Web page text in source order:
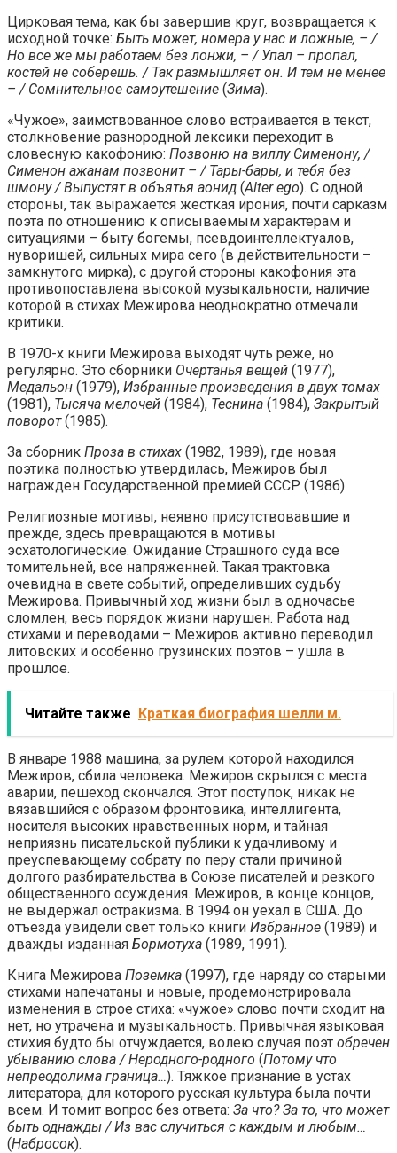
Цирковая тема, как бы завершив круг, возвращается к
исходной точке: Быть может, номера у нас и ложные, – /
Но все же мы работаем без лонжи, – / Упал – пропал,
костей не соберешь. / Так размышляет он. И тем не менее
– / Сомнительное самоутешение (Зима).
«Чужое», заимствованное слово встраивается в текст,
столкновение разнородной лексики переходит в
словесную какофонию: Позвоню на виллу Сименону, /
Сименон ажанам позвонит – / Тары-бары, и тебя без
шмону / Выпустят в объятья аонид (Alter ego). С одной
стороны, так выражается жесткая ирония, почти сарказм
поэта по отношению к описываемым характерам и
ситуациями – быту богемы, псевдоинтеллектуалов,
нуворишей, сильных мира сего (в действительности –
замкнутого мирка), с другой стороны какофония эта
противопоставлена высокой музыкальности, наличие
которой в стихах Межирова неоднократно отмечали
критики.
В 1970-х книги Межирова выходят чуть реже, но
регулярно. Это сборники Очертанья вещей (1977),
Медальон (1979), Избранные произведения в двух томах
(1981), Тысяча мелочей (1984), Теснина (1984), Закрытый
поворот(1985).
За сборник Проза в стихах (1982, 1989), где новая
поэтика полностью утвердилась, Межиров был
награжден Государственной премией СССР (1986).
Религиозные мотивы, неявно присутствовавшие и
прежде, здесь превращаются в мотивы
эсхатологические. Ожидание Страшного суда все
томительней, все напряженней. Такая трактовка
очевидна в свете событий, определивших судьбу
Межирова. Привычный ход жизни был в одночасье
сломлен, весь порядок жизни нарушен. Работа над
стихами и переводами – Межиров активно переводил
литовских и особенно грузинских поэтов – ушла в
прошлое.
Читайте также Краткая биография шелли м.
В январе 1988 машина, за рулем которой находился
Межиров, сбила человека. Межиров скрылся с места
аварии, пешеход скончался. Этот поступок, никак не
вязавшийся с образом фронтовика, интеллигента,
носителя высоких нравственных норм, и тайная
неприязнь писательской публики к удачливому и
преуспевающему собрату по перу стали причиной
долгого разбирательства в Союзе писателей и резкого
общественного осуждения. Межиров, в конце концов,
не выдержал остракизма. В 1994 он уехал в США. До
отъезда увидели свет только книги Избранное (1989) и
дважды изданная Бормотуха (1989, 1991).
Книга Межирова Поземка (1997), где наряду со старыми
стихами напечатаны и новые, продемонстрировала
изменения в строе стиха: «чужое» слово почти сходит на
нет, но утрачена и музыкальность. Привычная языковая
стихия будто бы отчуждается, волею случая поэт обречен
убыванию слова / Неродного-родного (Потому что
непреодолима граница…). Тяжкое признание в устах
литератора, для которого русская культура была почти
всем. И томит вопрос без ответа: За что? За то, что может
быть однажды / Из вас случиться с каждым и любым…
(Набросок).